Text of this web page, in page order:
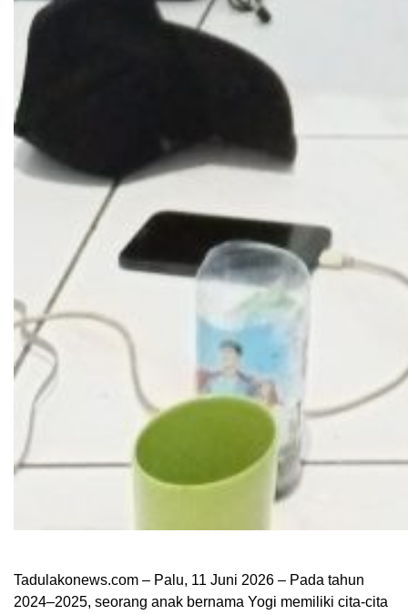
Tadulakonews.com – Palu, 11 Juni 2026 – Pada tahun
2024–2025, seorang anak bernama Yogi memiliki cita-cita